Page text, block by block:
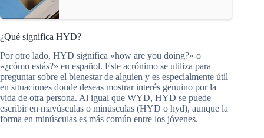
¿Qué significa HYD?
Por otro lado, HYD significa «how are you doing?» o
«¿cómo estás?» en español. Este acrónimo se utiliza para
preguntar sobre el bienestar de alguien y es especialmente útil
en situaciones donde deseas mostrar interés genuino por la
vida de otra persona. Al igual que WYD, HYD se puede
escribir en mayúsculas o minúsculas (HYD o hyd), aunque la
forma en minúsculas es más común entre los jóvenes.